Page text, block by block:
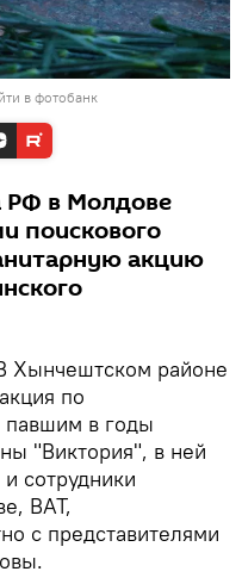
в фотобанк
РФ в Молдове
поискового
акцию
Хынчештском районе
по
павшим в годы
"Виктория", в ней
сотрудники
ВАТ,
с представителями